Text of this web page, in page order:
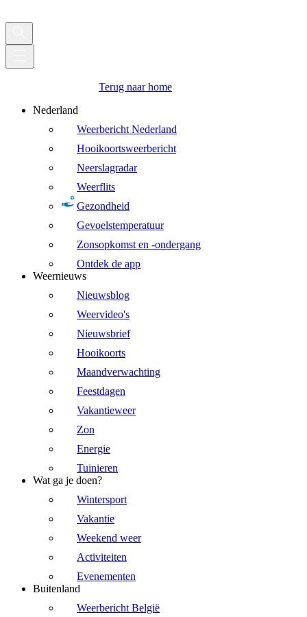
Terug naar home
Nederland
Weerbericht Nederland
Hooikoortsweerbericht
Neerslagradar
Weerflits
Gezondheid
Gevoelstemperatuur
Zonsopkomst en -ondergang
Ontdek de app
Weernieuws
Nieuwsblog
Weervideo's
Nieuwsbrief
Hooikoorts
Maandverwachting
Feestdagen
Vakantieweer
Zon
Energie
Tuinieren
Wat ga je doen?
Wintersport
Vakantie
Weekend weer
Activiteiten
Evenementen
Buitenland
Weerbericht België